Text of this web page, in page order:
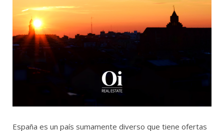
España es un país sumamente diverso que tiene ofertas